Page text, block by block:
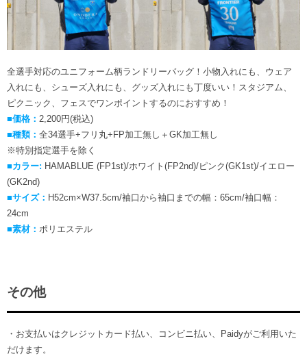
全選手対応のユニフォーム柄ランドリーバッグ！小物入れにも、ウェア
入れにも、シューズ入れにも、グッズ入れにも丁度いい！スタジアム、
ピクニック、フェスでワンポイントするのにおすすめ！
■価格： 2,200円(税込)
■種類： 全34選手+フリ丸+FP加工無し＋GK加工無し
※特別指定選手を除く
■カラー: HAMABLUE (FP1st)/ホワイト(FP2nd)/ピンク(GK1st)/イエロー
(GK2nd)
■サイズ： H52cm×W37.5cm/袖口から袖口までの幅：65cm/袖口幅：
24cm
■素材： ポリエステル
その他
・お支払いはクレジットカード払い、コンビニ払い、Paidyがご利用いた
だけます。